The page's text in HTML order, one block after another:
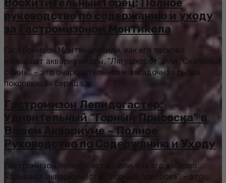
руководство по содержанию и уходу
за Гастромизоном Монтикола
Гастромизон Монтикола, или, как его ласково
называют аквариумисты, “Лягушкорот” или “Скальный
сомик”, – это очаровательная и загадочная рыбка,
покоряющая сердца...
Гастромизон Лепидогастер:
Удивительный “Горный Присоска” в
Вашем Аквариуме – Полное
Руководство по Содержанию и Уходу
Гастромизон лепидогастер, или, как его ласково
называют аквариумисты, “горный присоска”, – это